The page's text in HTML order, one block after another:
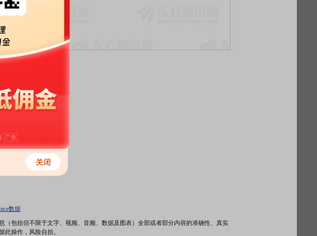
数据
包括但不限于文字、视频、音频、数据及图表）全部或者部分内容的准确性、真实
操作，风险自担。